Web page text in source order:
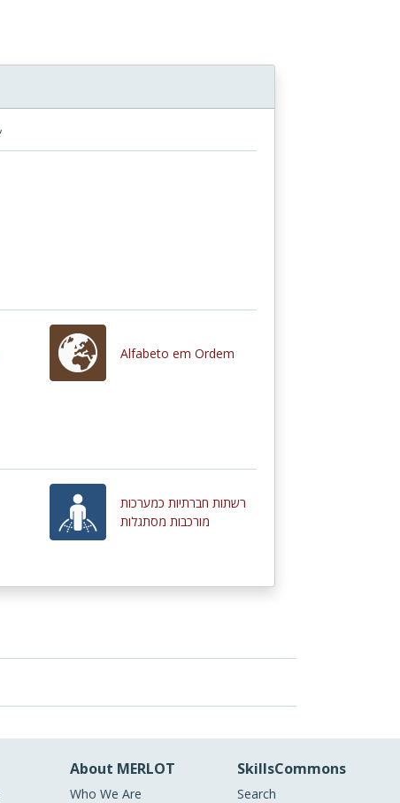
Alfabeto em Ordem
רשתות חברתיות כמערכות
מורכבות מסתגלות
About MERLOT
Who We Are
SkillsCommons
Search